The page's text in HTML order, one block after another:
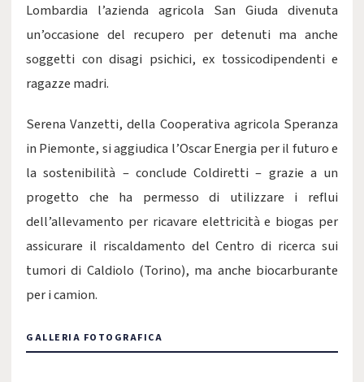
Lombardia l’azienda agricola San Giuda divenuta
un’occasione del recupero per detenuti ma anche
soggetti con disagi psichici, ex tossicodipendenti e
ragazze madri.
Serena Vanzetti, della Cooperativa agricola Speranza
in Piemonte, si aggiudica l’Oscar Energia per il futuro e
la sostenibilità – conclude Coldiretti – grazie a un
progetto che ha permesso di utilizzare i reflui
dell’allevamento per ricavare elettricità e biogas per
assicurare il riscaldamento del Centro di ricerca sui
tumori di Caldiolo (Torino), ma anche biocarburante
per i camion.
GALLERIA FOTOGRAFICA